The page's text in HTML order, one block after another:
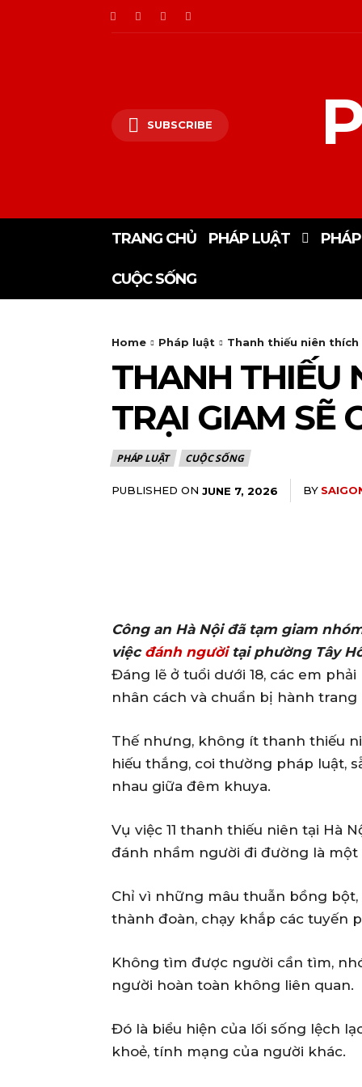
SUBSCRIBE
TRANG CHỦ PHÁP LUẬT
CUỘC SỐNG
Home Pháp luật Thanh thiếu niên
THANH THIẾU
TRẠI GIAM SẼ
PHÁP LUẬT CUỘC SỐNG
PUBLISHED ON JUNE 7, 2026 BY
Công an Hà Nội đã tạm giam
việc đánh ngườitại phường Tây
Đáng lẽ ở tuổi dưới 18, các em
nhân cách và chuẩn bị hành
Thế nhưng, không ít thanh thiếu
hiếu thắng, coi thường pháp luật,
nhau giữa đêm khuya.
Vụ việc 11 thanh thiếu niên tại Hà
đánh nhầm người đi đường là
Chỉ vì những mâu thuẫn bồng
thành đoàn, chạy khắp các tuyến
Không tìm được người cần tìm,
người hoàn toàn không liên quan.
Đó là biểu hiện của lối sống lệch
khoẻ, tính mạng của người khác.